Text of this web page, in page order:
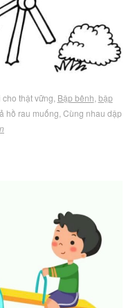
thật vững, Bập bênh bập
hồ rau muống, Cùng nhau dập